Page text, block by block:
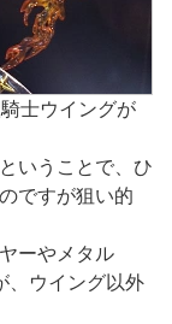
士ウイングが
いうことで、ひ
ですが狙い的
ーやメタル
、ウイング以外